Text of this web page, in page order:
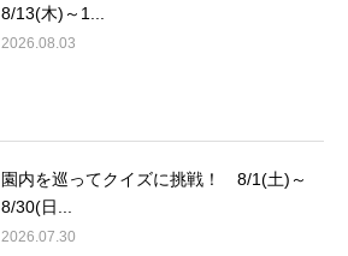
8/13(木)～1...
2026.08.03
園内を巡ってクイズに挑戦！ 8/1(土)～
8/30(日...
2026.07.30